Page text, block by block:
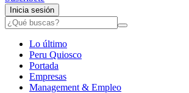
Inicia sesión
Lo último
Peru Quiosco
Portada
Empresas
Management & Empleo